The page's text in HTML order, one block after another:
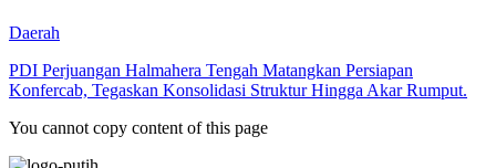
Daerah
PDI Perjuangan Halmahera Tengah Matangkan Persiapan
Konfercab, Tegaskan Konsolidasi Struktur Hingga Akar Rumput.
You cannot copy content of this page